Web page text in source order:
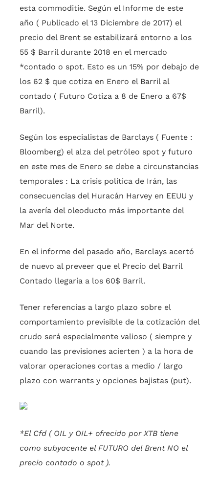
esta commoditie. Según el Informe de este
año ( Publicado el 13 Diciembre de 2017) el
precio del Brent se estabilizará entorno a los
55 $ Barril durante 2018 en el mercado
*contado o spot. Esto es un 15% por debajo de
los 62 $ que cotiza en Enero el Barril al
contado ( Futuro Cotiza a 8 de Enero a 67$
Barril).
Según los especialistas de Barclays ( Fuente :
Bloomberg) el alza del petróleo spot y futuro
en este mes de Enero se debe a circunstancias
temporales : La crisis política de Irán, las
consecuencias del Huracán Harvey en EEUU y
la avería del oleoducto más importante del
Mar del Norte.
En el informe del pasado año, Barclays acertó
de nuevo al preveer que el Precio del Barril
Contado llegaría a los 60$ Barril.
Tener referencias a largo plazo sobre el
comportamiento previsible de la cotización del
crudo será especialmente valioso ( siempre y
cuando las previsiones acierten ) a la hora de
valorar operaciones cortas a medio / largo
plazo con warrants y opciones bajistas (put).
*El Cfd ( OIL y OIL+ ofrecido por XTB tiene
como subyacente el FUTURO del Brent NO el
precio contado o spot ).